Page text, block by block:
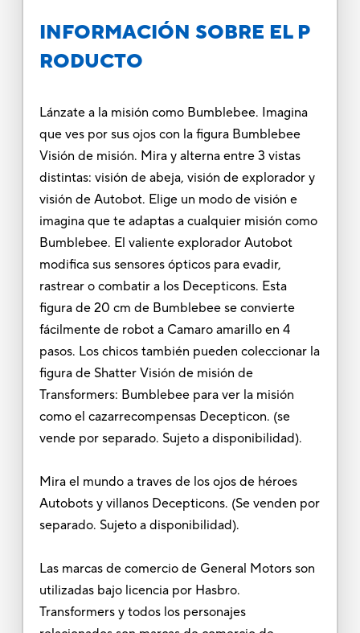
INFORMACIÓN SOBRE EL P
RODUCTO
Lánzate a la misión como Bumblebee. Imagina
que ves por sus ojos con la figura Bumblebee
Visión de misión. Mira y alterna entre 3 vistas
distintas: visión de abeja, visión de explorador y
visión de Autobot. Elige un modo de visión e
imagina que te adaptas a cualquier misión como
Bumblebee. El valiente explorador Autobot
modifica sus sensores ópticos para evadir,
rastrear o combatir a los Decepticons. Esta
figura de 20 cm de Bumblebee se convierte
fácilmente de robot a Camaro amarillo en 4
pasos. Los chicos también pueden coleccionar la
figura de Shatter Visión de misión de
Transformers: Bumblebee para ver la misión
como el cazarrecompensas Decepticon. (se
vende por separado. Sujeto a disponibilidad).
Mira el mundo a traves de los ojos de héroes
Autobots y villanos Decepticons. (Se venden por
separado. Sujeto a disponibilidad).
Las marcas de comercio de General Motors son
utilizadas bajo licencia por Hasbro.
Transformers y todos los personajes